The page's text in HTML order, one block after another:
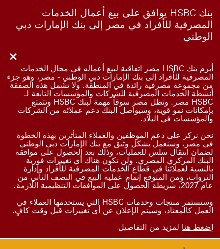
بنك HSBC يوافق على بيع أعمال الخدمات
المصرفية للأفراد في مصر إلى بنك الإمارات دبي
الوطني
Close
أبرم بنك HSBC مصر اتفاقية لبيع أعماله في مجال الخدمات
المصرفية للأفراد إلى بنك الإمارات دبي الوطني - مصر، وهو جزء
من مجموعة مصرفية رائدة في المنطقة. ولا تشمل هذه الصفقة
أنشطة الخدمات المصرفية للشركات والمؤسسات التابعة لـ
HSBC مصر. وتظل مصر سوقاً مهمة لبنك HSBC وتتمتع
بإمكانات نمو قوية، وسيواصل البنك دعم عملائه من الشركات
والمؤسسات في البلاد.
نحن نركز على دعم الموظفين والعملاء المتأثرين بهذه الخطوة
في مصر، وسنعمل بشكل وثيق مع بنك الإمارات دبي الوطني
لضمان انتقال سلس للعمليات، وذلك بعد الحصول على موافقة
البنك المركزي المصري. ولن تكون هناك أي تغييرات فورية
بالنسبة لعملائنا في قطاع الخدمات المصرفية للأفراد وإدارة
الثروات، ومن المتوقع إتمام عملية البيع في النصف الثاني من
عام 2027، شريطة الحصول على الموافقات التنظيمية اللازمة.
وستستمر منتجات وخدمات HSBC التي يستخدمها العملاء في
العمل كالمعتاد، وسيتم الإعلان عن أي تغييرات قبل وقت كافٍ.
إضغط هنا لمزيد من التفاصيل